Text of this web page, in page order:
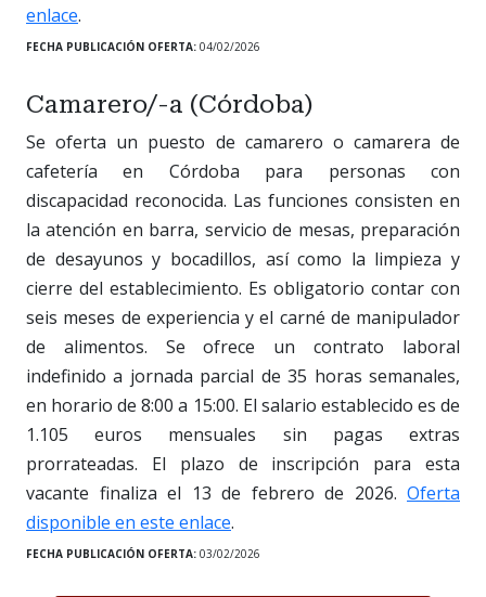
enlace.
FECHA PUBLICACIÓN OFERTA: 04/02/2026
Camarero/-a (Córdoba)
Se oferta un puesto de camarero o camarera de
cafetería en Córdoba para personas con
discapacidad reconocida. Las funciones consisten en
la atención en barra, servicio de mesas, preparación
de desayunos y bocadillos, así como la limpieza y
cierre del establecimiento. Es obligatorio contar con
seis meses de experiencia y el carné de manipulador
de alimentos. Se ofrece un contrato laboral
indefinido a jornada parcial de 35 horas semanales,
en horario de 8:00 a 15:00. El salario establecido es de
1.105 euros mensuales sin pagas extras
prorrateadas. El plazo de inscripción para esta
vacante finaliza el 13 de febrero de 2026. Oferta
disponible en este enlace.
FECHA PUBLICACIÓN OFERTA: 03/02/2026